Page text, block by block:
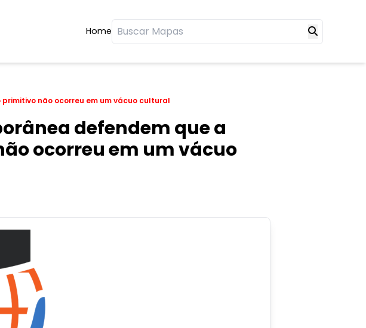
Home
não ocorreu em um vácuo cultural
defendem que a
ocorreu em um vácuo